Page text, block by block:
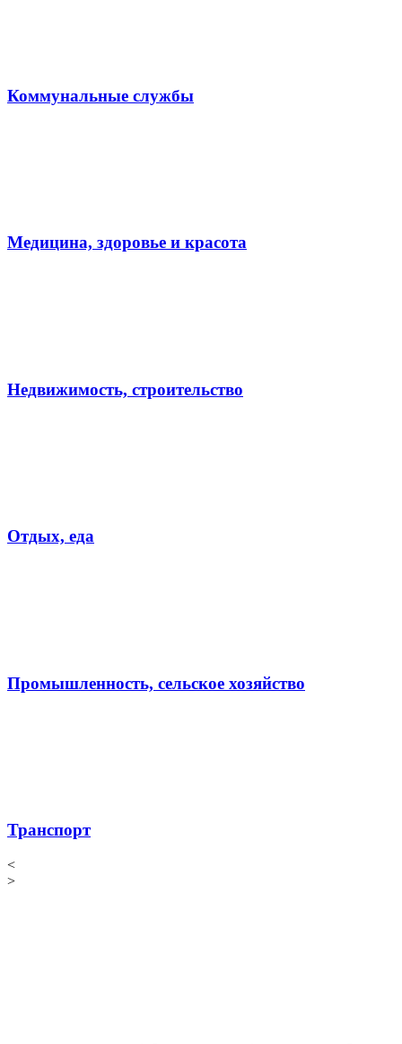
Коммунальные службы
Медицина, здоровье и красота
Недвижимость, строительство
Отдых, еда
Промышленность, сельское хозяйство
Транспорт
<
>